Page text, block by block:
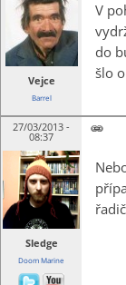
Vejce
Barrel
V
do
šlo
27/03/2013 -
08:37
Sledge
Doom Marine